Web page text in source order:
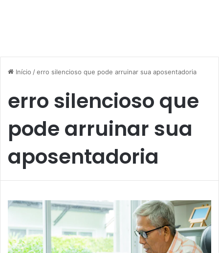
Início /erro silencioso que pode arruinar sua aposentadoria
erro silencioso que
pode arruinar sua
aposentadoria